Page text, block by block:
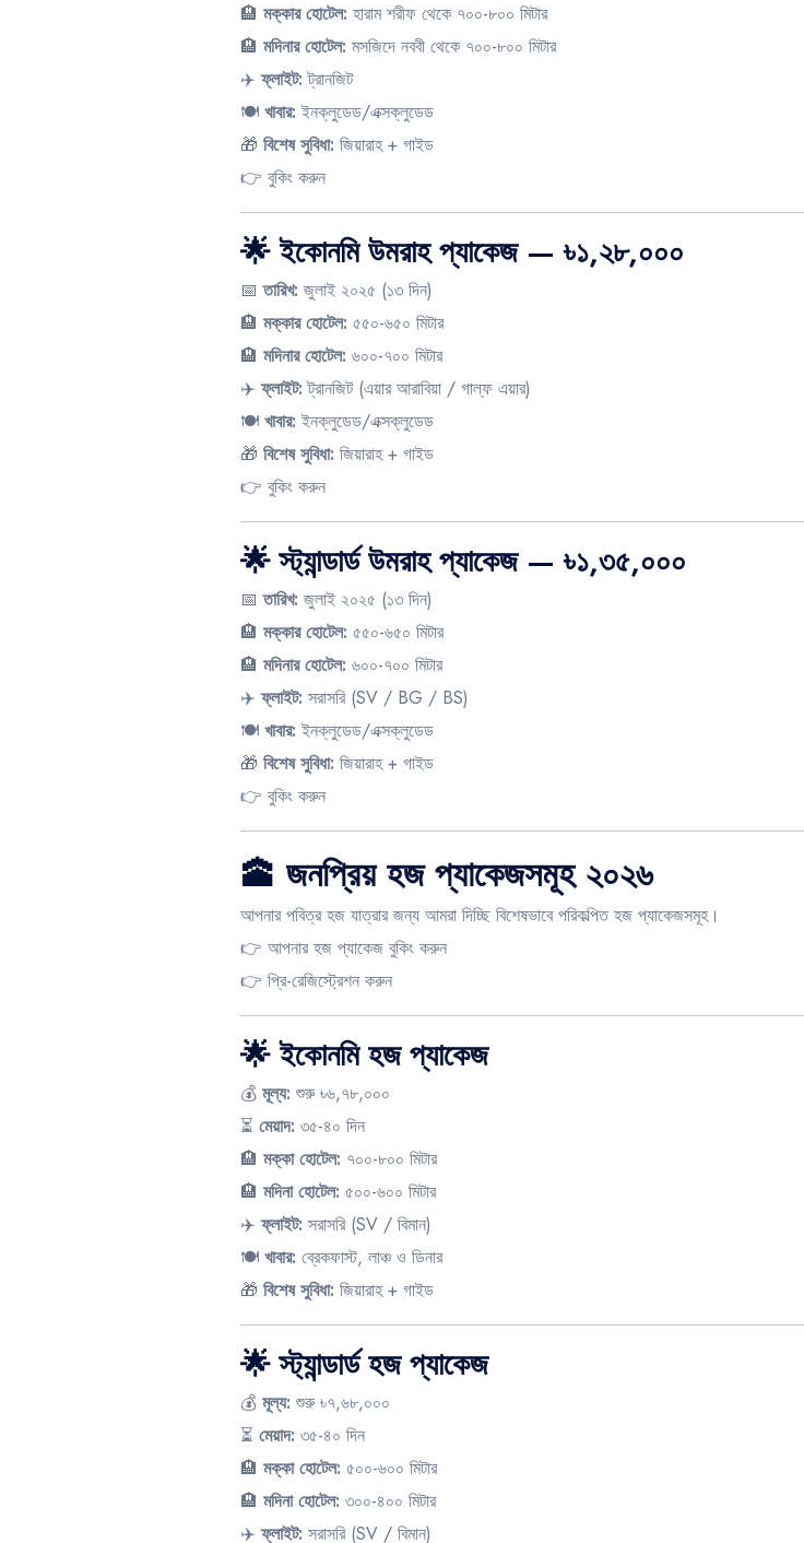
🏨 মক্কার হোটেল: হারাম শরীফ থেকে ৭০০-৮০০ মিটার
🏨 মদিনার হোটেল: মসজিদে নববী থেকে ৭০০-৮০০ মিটার
✈️ফ্লাইট: ট্রানজিট
🍽️ খাবার: ইনক্লুডেড/এক্সক্লুডেড
🎁 বিশেষ সুবিধা: জিয়ারাহ + গাইড
👉 বুকিং করুন
🌟 ইকোনমি উমরাহ প্যাকেজ — ৳১,২৮,০০০
📅তারিখ: জুলাই ২০২৫ (১৩ দিন)
🏨 মক্কার হোটেল: ৫৫০-৬৫০ মিটার
🏨 মদিনার হোটেল: ৬০০-৭০০ মিটার
✈️ফ্লাইট: ট্রানজিট (এয়ার আরাবিয়া / গাল্ফ এয়ার)
🍽️ খাবার: ইনক্লুডেড/এক্সক্লুডেড
🎁 বিশেষ সুবিধা: জিয়ারাহ + গাইড
👉 বুকিং করুন
🌟 স্ট্যান্ডার্ড উমরাহ প্যাকেজ — ৳১,৩৫,০০০
📅তারিখ: জুলাই ২০২৫ (১৩ দিন)
🏨 মক্কার হোটেল: ৫৫০-৬৫০ মিটার
🏨 মদিনার হোটেল: ৬০০-৭০০ মিটার
✈️ফ্লাইট: সরাসরি (SV / BG / BS)
🍽️ খাবার: ইনক্লুডেড/এক্সক্লুডেড
🎁 বিশেষ সুবিধা: জিয়ারাহ + গাইড
👉 বুকিং করুন
🕋 জনপ্রিয় হজ প্যাকেজসমূহ ২০২৬
আপনার পবিত্র হজ যাত্রার জন্য আমরা দিচ্ছি বিশেষভাবে পরিকল্পিত হজ প্যাকেজসমূহ।
👉 আপনার হজ প্যাকেজ বুকিং করুন
👉 প্রি-রেজিস্ট্রেশন করুন
🌟 ইকোনমি হজ প্যাকেজ
💰 মূল্য: শুরু ৳৬,৭৮,০০০
⏳ মেয়াদ: ৩৫-৪০ দিন
🏨 মক্কা হোটেল: ৭০০-৮০০ মিটার
🏨 মদিনা হোটেল: ৫০০-৬০০ মিটার
✈️ফ্লাইট: সরাসরি (SV / বিমান)
🍽️ খাবার: ব্রেকফাস্ট, লাঞ্চ ও ডিনার
🎁 বিশেষ সুবিধা: জিয়ারাহ + গাইড
🌟 স্ট্যান্ডার্ড হজ প্যাকেজ
💰 মূল্য: শুরু ৳৭,৬৮,০০০
⏳ মেয়াদ: ৩৫-৪০ দিন
🏨 মক্কা হোটেল: ৫০০-৬০০ মিটার
🏨 মদিনা হোটেল: ৩০০-৪০০ মিটার
✈️ফ্লাইট: সরাসরি (SV / বিমান)